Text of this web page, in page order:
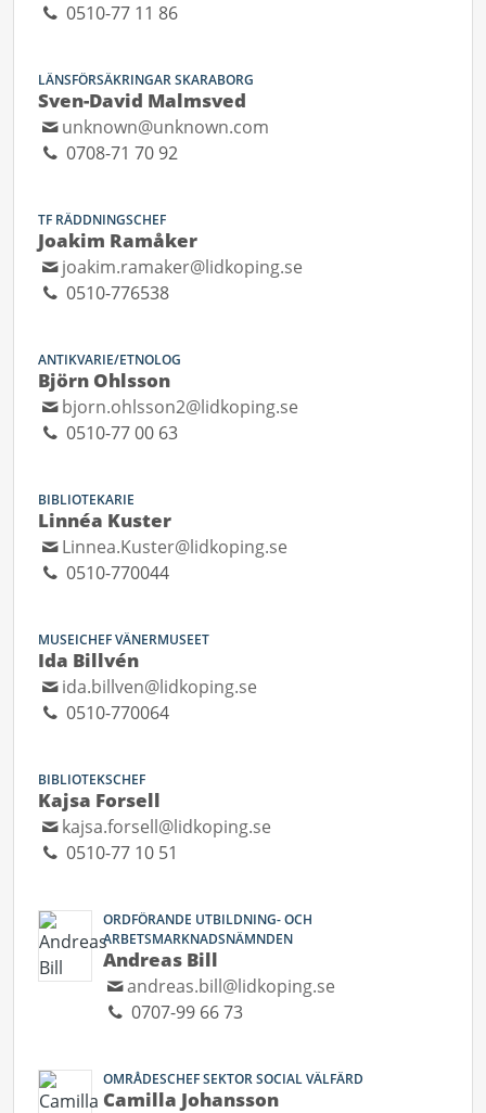
0510-77 11 86
LÄNSFÖRSÄKRINGAR SKARABORG
Sven-David Malmsved
unknown@unknown.com
0708-71 70 92
TF RÄDDNINGSCHEF
Joakim Ramåker
joakim.ramaker@lidkoping.se
0510-776538
ANTIKVARIE/ETNOLOG
Björn Ohlsson
bjorn.ohlsson2@lidkoping.se
0510-77 00 63
BIBLIOTEKARIE
Linnéa Kuster
Linnea.Kuster@lidkoping.se
0510-770044
MUSEICHEF VÄNERMUSEET
Ida Billvén
ida.billven@lidkoping.se
0510-770064
BIBLIOTEKSCHEF
Kajsa Forsell
kajsa.forsell@lidkoping.se
0510-77 10 51
ORDFÖRANDE UTBILDNING- OCH
ARBETSMARKNADSNÄMNDEN
Andreas Bill
andreas.bill@lidkoping.se
0707-99 66 73
OMRÅDESCHEF SEKTOR SOCIAL VÄLFÄRD
Camilla Johansson